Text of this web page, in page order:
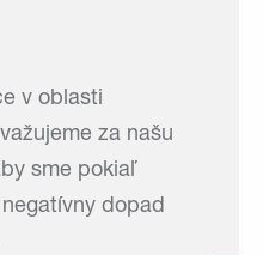
v oblasti
za našu
sme pokiaľ
dopad